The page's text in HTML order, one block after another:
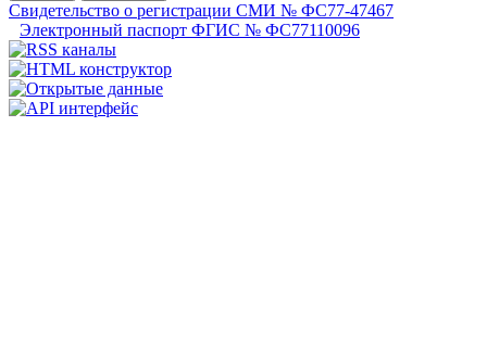
Свидетельство о регистрации СМИ № ФС77-47467
Электронный паспорт ФГИС № ФС77110096